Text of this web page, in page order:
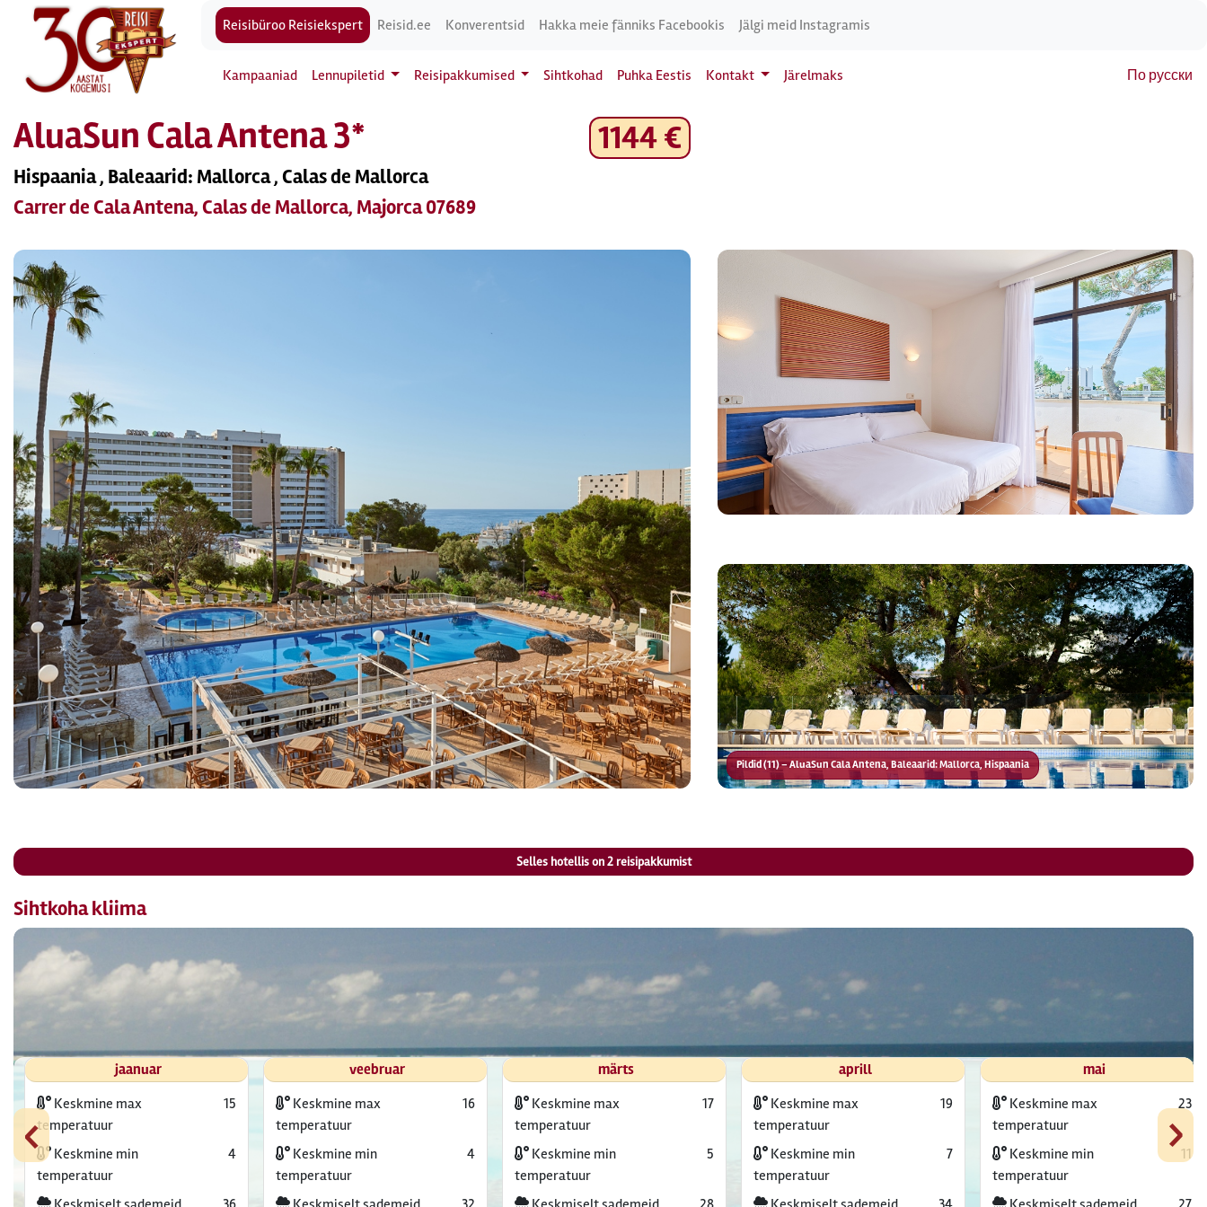
Reisibüroo Reisiekspert Reisid.ee Konverentsid Hakka meie fänniks Facebookis Jälgi meid Instagramis
Kampaaniad Lennupiletid Reisipakkumised Sihtkohad Puhka Eestis Kontakt Järelmaks По русски
AluaSun Cala Antena 3*
Hispaania , Baleaarid: Mallorca , Calas de Mallorca
Carrer de Cala Antena, Calas de Mallorca, Majorca 07689
1144 €
Pildid (11) – AluaSun Cala Antena, Baleaarid: Mallorca, Hispaania
Selles hotellis on2reisipakkumist
Sihtkoha kliima
‹ ›
jaanuar
Keskmine max
temperatuur
15
Keskmine min
temperatuur
4
veebruar
Keskmine max
temperatuur
16
Keskmine min
temperatuur
4
märts
Keskmine max
temperatuur
17
Keskmine min
temperatuur
5
aprill
Keskmine max
temperatuur
19
Keskmine min
temperatuur
7
mai
Keskmine max
temperatuur
23
Keskmine min
temperatuur
11